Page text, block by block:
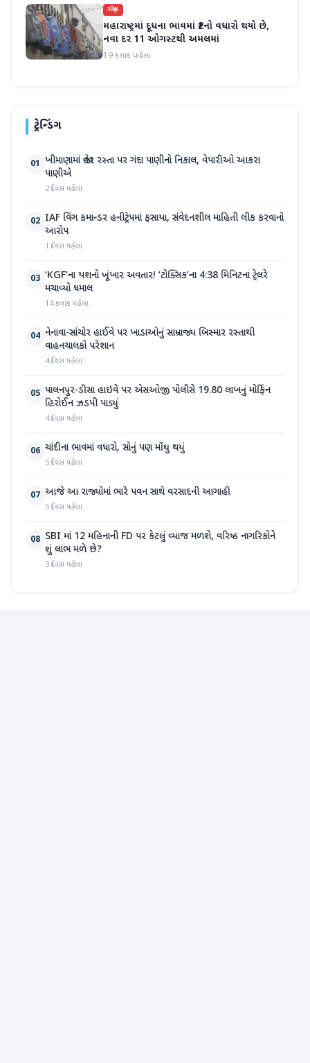
રાષ્ટ્રીય
મહારાષ્ટ્રમાં દૂધના ભાવમાં ₹2નો વધારો થયો છે,
નવા દર 11 ઓગસ્ટથી અમલમાં
19 કલાક પહેલા
ટ્રેન્ડિંગ
01 ખીમાણામાં જાહેર રસ્તા પર ગંદા પાણીનો નિકાલ, વેપારીઓ આકરા
પાણીએ
2 દિવસ પહેલા
02 IAF વિંગ કમાન્ડર હનીટ્રેપમાં ફસાયા, સંવેદનશીલ માહિતી લીક કરવાનો
આરોપ
1 દિવસ પહેલા
03 ‘KGF’ના યશનો ખૂંખાર અવતાર! ‘ટોક્સિક’ના 4:38 મિનિટના ટ્રેલરે
મચાવ્યો ધમાલ
14 કલાક પહેલા
04 નેનાવા-સાંચોર હાઈવે પર ખાડાઓનું સામ્રાજ્ય બિસ્માર રસ્તાથી
વાહનચાલકો પરેશાન
4 દિવસ પહેલા
05 પાલનપુર-ડીસા હાઇવે પર એસઓજી પોલીસે 19.80 લાખનું મોર્ફિન
હિરોઈન ઝડપી પાડ્યું
4 દિવસ પહેલા
06 ચાંદીના ભાવમાં વધારો, સોનું પણ મોંઘુ થયું
5 દિવસ પહેલા
07 આજે આ રાજ્યોમાં ભારે પવન સાથે વરસાદની આગાહી
5 દિવસ પહેલા
08 SBI માં 12 મહિનાની FD પર કેટલું વ્યાજ મળશે, વરિષ્ઠ નાગરિકોને
શું લાભ મળે છે?
3 દિવસ પહેલા